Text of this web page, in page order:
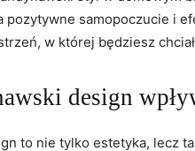
pozytywne samopoczucie i
w której będziesz
design
to nie tylko estetyka, lecz